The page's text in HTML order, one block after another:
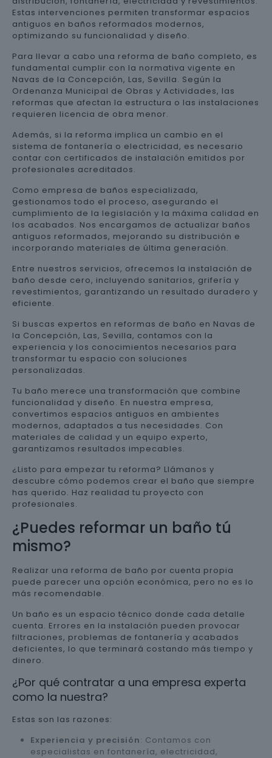
Estas intervenciones permiten transformar espacios
antiguos en baños reformados modernos,
optimizando su funcionalidad y diseño.
Para llevar a cabo una reforma de baño completo, es
fundamental cumplir con la normativa vigente en
Navas de la Concepción, Las, Sevilla. Según la
Ordenanza Municipal de Obras y Actividades, las
reformas que afectan la estructura o las instalaciones
requieren licencia de obra menor.
Además, si la reforma implica un cambio en el
sistema de fontanería o electricidad, es necesario
contar con certificados de instalación emitidos por
profesionales acreditados.
Como empresa de baños especializada,
gestionamos todo el proceso, asegurando el
cumplimiento de la legislación y la máxima calidad en
los acabados. Nos encargamos de actualizar baños
antiguos reformados, mejorando su distribución e
incorporando materiales de última generación.
Entre nuestros servicios, ofrecemos la instalación de
baño desde cero, incluyendo sanitarios, grifería y
revestimientos, garantizando un resultado duradero y
eficiente.
Si buscas expertos en reformas de baño en Navas de
la Concepción, Las, Sevilla, contamos con la
experiencia y los conocimientos necesarios para
transformar tu espacio con soluciones
personalizadas.
Tu baño merece una transformación que combine
funcionalidad y diseño. En nuestra empresa,
convertimos espacios antiguos en ambientes
modernos, adaptados a tus necesidades. Con
materiales de calidad y un equipo experto,
garantizamos resultados impecables.
¿Listo para empezar tu reforma? Llámanos y
descubre cómo podemos crear el baño que siempre
has querido. Haz realidad tu proyecto con
profesionales.
¿Puedes reformar un baño tú
mismo?
Realizar una reforma de baño por cuenta propia
puede parecer una opción económica, pero no es lo
más recomendable.
Un baño es un espacio técnico donde cada detalle
cuenta. Errores en la instalación pueden provocar
filtraciones, problemas de fontanería y acabados
deficientes, lo que terminará costando más tiempo y
dinero.
¿Por qué contratar a una empresa experta
como la nuestra?
Estas son las razones:
Experiencia y precisión: Contamos con
especialistas en fontanería, electricidad,